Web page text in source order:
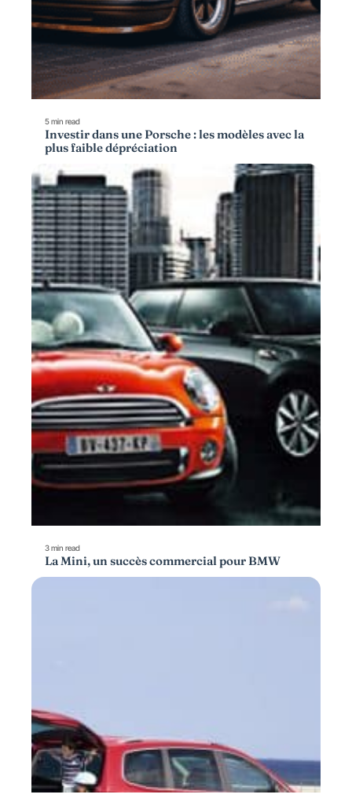
5 min read
Investir dans une Porsche : les modèles avec la
plus faible dépréciation
3 min read
La Mini, un succès commercial pour BMW